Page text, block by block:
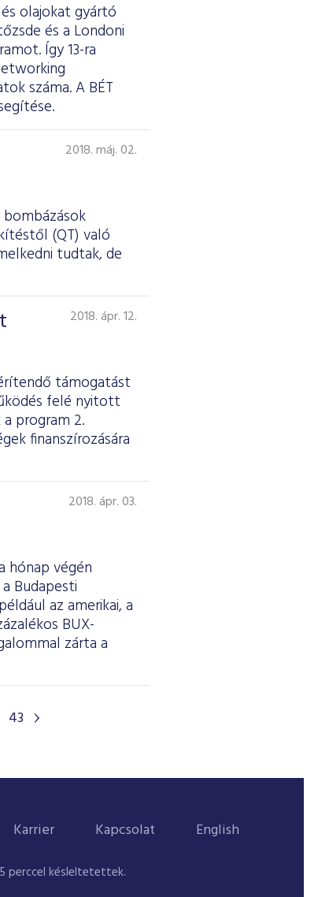
olajokat gyártó
és a Londoni
Így 13-ra
száma. A BÉT
2018. máj. 02.
(QT) való
tudtak, de
2018. ápr. 12.
támogatást
felé nyitott
program 2.
finanszírozására
2018. ápr. 03.
hónap végén
Budapesti
az amerikai, a
BUX-
zárta a
43
Karrier Kapcsolat English
perccel késleltetettek.